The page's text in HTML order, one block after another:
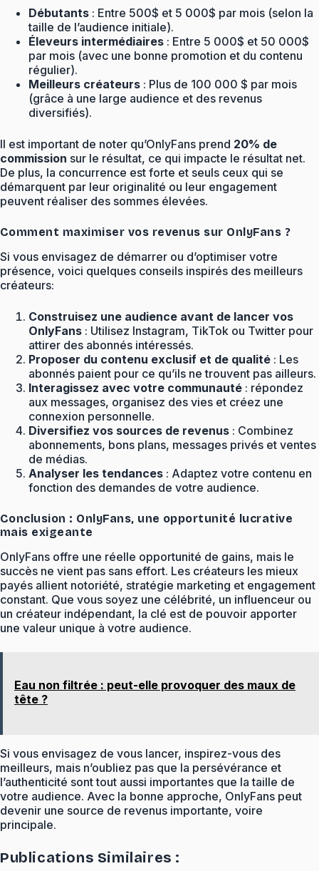
Débutants : Entre 500$ et 5 000$ par mois (selon la
taille de l’audience initiale).
Éleveurs intermédiaires : Entre 5 000$ et 50 000$
par mois (avec une bonne promotion et du contenu
régulier).
Meilleurs créateurs : Plus de 100 000 $ par mois
(grâce à une large audience et des revenus
diversifiés).
Il est important de noter qu’OnlyFans prend 20% de
commission sur le résultat, ce qui impacte le résultat net.
De plus, la concurrence est forte et seuls ceux qui se
démarquent par leur originalité ou leur engagement
peuvent réaliser des sommes élevées.
Comment maximiser vos revenus sur OnlyFans ?
Si vous envisagez de démarrer ou d’optimiser votre
présence, voici quelques conseils inspirés des meilleurs
créateurs:
Construisez une audience avant de lancer vos
OnlyFans : Utilisez Instagram, TikTok ou Twitter pour
attirer des abonnés intéressés.
Proposer du contenu exclusif et de qualité : Les
abonnés paient pour ce qu’ils ne trouvent pas ailleurs.
Interagissez avec votre communauté : répondez
aux messages, organisez des vies et créez une
connexion personnelle.
Diversifiez vos sources de revenus : Combinez
abonnements, bons plans, messages privés et ventes
de médias.
Analyser les tendances : Adaptez votre contenu en
fonction des demandes de votre audience.
Conclusion : OnlyFans, une opportunité lucrative
mais exigeante
OnlyFans offre une réelle opportunité de gains, mais le
succès ne vient pas sans effort. Les créateurs les mieux
payés allient notoriété, stratégie marketing et engagement
constant. Que vous soyez une célébrité, un influenceur ou
un créateur indépendant, la clé est de pouvoir apporter
une valeur unique à votre audience.
Eau non filtrée : peut-elle provoquer des maux de
tête ?
Si vous envisagez de vous lancer, inspirez-vous des
meilleurs, mais n’oubliez pas que la persévérance et
l’authenticité sont tout aussi importantes que la taille de
votre audience. Avec la bonne approche, OnlyFans peut
devenir une source de revenus importante, voire
principale.
Publications Similaires :